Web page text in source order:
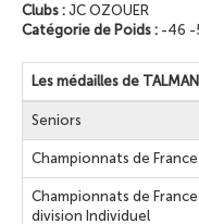
Clubs : JC OZOUER
Catégorie de Poids : -46 -
Les médailles de
Seniors
Championnats de
Championnats de
division Individuel